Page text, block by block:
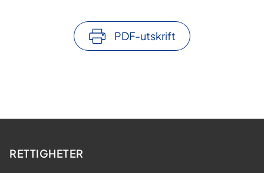
PDF-utskrift
RETTIGHETER